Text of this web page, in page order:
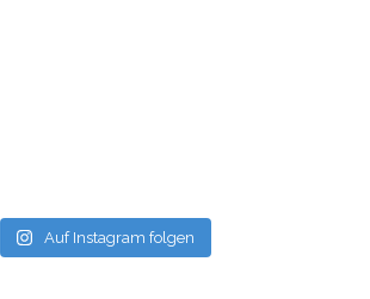
Auf Instagram folgen